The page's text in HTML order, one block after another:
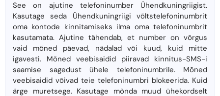
See on ajutine telefoninumber Ühendkuningriigist.
Kasutage seda Ühendkuningriigi võltstelefoninumbrit
oma kontode kinnitamiseks ilma oma telefoninumbrit
kasutamata. Ajutine tähendab, et number on võrgus
vaid mõned päevad, nädalad või kuud, kuid mitte
igavesti. Mõned veebisaidid piiravad kinnitus-SMS-i
saamise sagedust ühele telefoninumbrile. Mõned
veebisaidid võivad teie telefoninumbri blokeerida. Kuid
ärge muretsege. Kasutage mõnda muud ühekordselt